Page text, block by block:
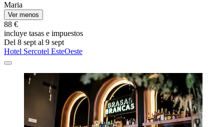
Maria
Ver menos
88 €
incluye tasas e impuestos
Del 8 sept al 9 sept
Hotel Sercotel EsteOeste